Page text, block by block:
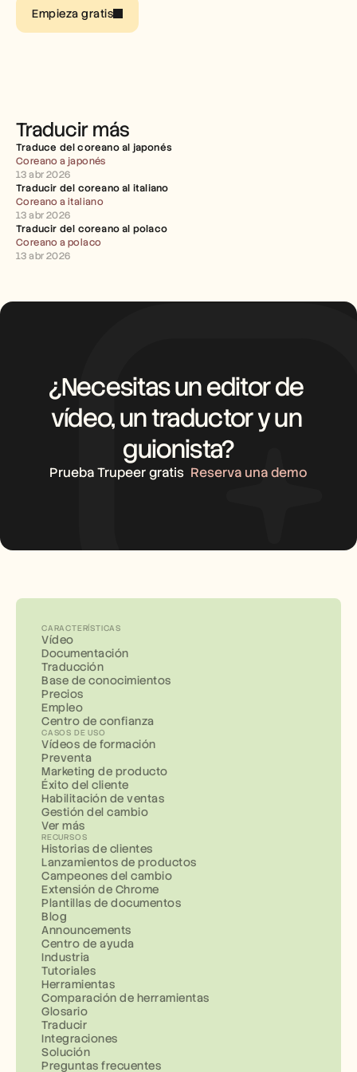
Empieza gratis
Traducir más
Traduce del coreano al japonés
Coreano a japonés
13 abr 2026
Traducir del coreano al italiano
Coreano a italiano
13 abr 2026
Traducir del coreano al polaco
Coreano a polaco
13 abr 2026
¿Necesitas un editor de
vídeo, un traductor y un
guionista?
Prueba Trupeer gratis Reserva una demo
CARACTERÍSTICAS
Vídeo
Documentación
Traducción
Base de conocimientos
Precios
Empleo
Centro de confianza
CASOS DE USO
Vídeos de formación
Preventa
Marketing de producto
Éxito del cliente
Habilitación de ventas
Gestión del cambio
Ver más
RECURSOS
Historias de clientes
Lanzamientos de productos
Campeones del cambio
Extensión de Chrome
Plantillas de documentos
Blog
Announcements
Centro de ayuda
Industria
Tutoriales
Herramientas
Comparación de herramientas
Glosario
Traducir
Integraciones
Solución
Preguntas frecuentes
Empleo